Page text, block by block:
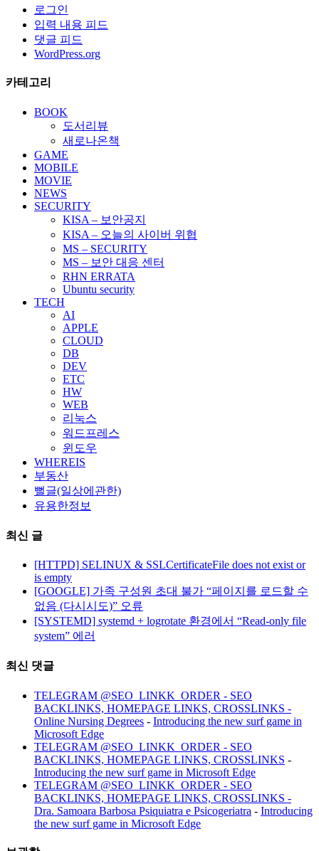
로그인
입력 내용 피드
댓글 피드
WordPress.org
카테고리
BOOK
도서리뷰
새로나온책
GAME
MOBILE
MOVIE
NEWS
SECURITY
KISA – 보안공지
KISA – 오늘의 사이버 위협
MS – SECURITY
MS – 보안 대응 센터
RHN ERRATA
Ubuntu security
TECH
AI
APPLE
CLOUD
DB
DEV
ETC
HW
WEB
리눅스
워드프레스
윈도우
WHEREIS
부동산
뻘글(일상에관한)
유용한정보
최신 글
[HTTPD] SELINUX & SSLCertificateFile does not exist or
is empty
[GOOGLE] 가족 구성원 초대 불가 “페이지를 로드할 수
없음 (다시시도)” 오류
[SYSTEMD] systemd + logrotate 환경에서 “Read-only file
system” 에러
최신 댓글
TELEGRAM @SEO_LINKK_ORDER - SEO
BACKLINKS, HOMEPAGE LINKS, CROSSLINKS -
Online Nursing Degrees - Introducing the new surf game in
Microsoft Edge
TELEGRAM @SEO_LINKK_ORDER - SEO
BACKLINKS, HOMEPAGE LINKS, CROSSLINKS -
Introducing the new surf game in Microsoft Edge
TELEGRAM @SEO_LINKK_ORDER - SEO
BACKLINKS, HOMEPAGE LINKS, CROSSLINKS -
Dra. Samoara Barbosa Psiquiatra e Psicogeriatra - Introducing
the new surf game in Microsoft Edge